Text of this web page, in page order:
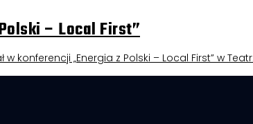
– Local First”
konferencji „Energia z Polski – Local First” w